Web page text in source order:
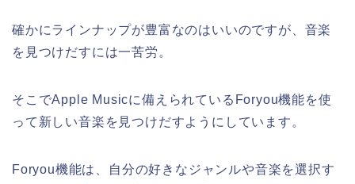
確かにラインナップが豊富なのはいいのですが、音楽
を見つけだすには一苦労。
そこでApple Musicに備えられているForyou機能を使
って新しい音楽を見つけだすようにしています。
Foryou機能は、自分の好きなジャンルや音楽を選択す